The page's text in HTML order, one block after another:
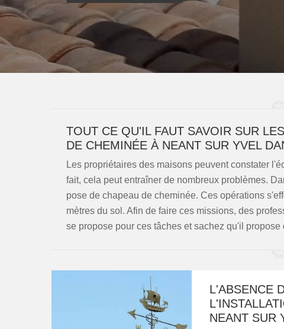
TOUT CE QU'IL FAUT SAVOIR SUR
DE CHEMINÉE À NEANT SUR YVEL
Les propriétaires des maisons peuvent constater
fait, cela peut entraîner de nombreux problèmes.
pose de chapeau de cheminée. Ces opérations
mètres du sol. Afin de faire ces missions, des
se propose pour ces tâches et sachez qu'il propose
L'ABSENCE
NEANT SUR